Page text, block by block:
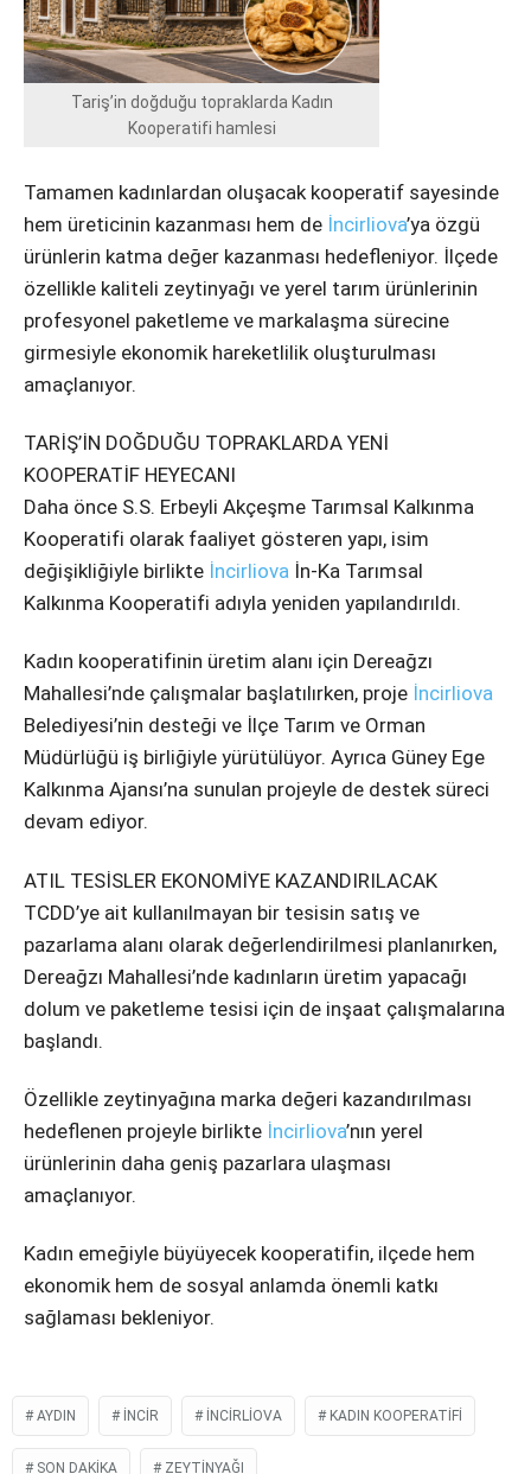
Tariş’in doğduğu topraklarda Kadın
Kooperatifi hamlesi
Tamamen kadınlardan oluşacak kooperatif sayesinde
hem üreticinin kazanması hem de İncirliova’ya özgü
ürünlerin katma değer kazanması hedefleniyor. İlçede
özellikle kaliteli zeytinyağı ve yerel tarım ürünlerinin
profesyonel paketleme ve markalaşma sürecine
girmesiyle ekonomik hareketlilik oluşturulması
amaçlanıyor.
TARİŞ’İN DOĞDUĞU TOPRAKLARDA YENİ
KOOPERATİF HEYECANI
Daha önce S.S. Erbeyli Akçeşme Tarımsal Kalkınma
Kooperatifi olarak faaliyet gösteren yapı, isim
değişikliğiyle birlikte İncirliova İn-Ka Tarımsal
Kalkınma Kooperatifi adıyla yeniden yapılandırıldı.
Kadın kooperatifinin üretim alanı için Dereağzı
Mahallesi’nde çalışmalar başlatılırken, proje İncirliova
Belediyesi’nin desteği ve İlçe Tarım ve Orman
Müdürlüğü iş birliğiyle yürütülüyor. Ayrıca Güney Ege
Kalkınma Ajansı’na sunulan projeyle de destek süreci
devam ediyor.
ATIL TESİSLER EKONOMİYE KAZANDIRILACAK
TCDD’ye ait kullanılmayan bir tesisin satış ve
pazarlama alanı olarak değerlendirilmesi planlanırken,
Dereağzı Mahallesi’nde kadınların üretim yapacağı
dolum ve paketleme tesisi için de inşaat çalışmalarına
başlandı.
Özellikle zeytinyağına marka değeri kazandırılması
hedeflenen projeyle birlikte İncirliova’nın yerel
ürünlerinin daha geniş pazarlara ulaşması
amaçlanıyor.
Kadın emeğiyle büyüyecek kooperatifin, ilçede hem
ekonomik hem de sosyal anlamda önemli katkı
sağlaması bekleniyor.
AYDIN INCIR INCIRLIOVA KADIN KOOPERATIFI
SON DAKIKA ZEYTINYAĞI